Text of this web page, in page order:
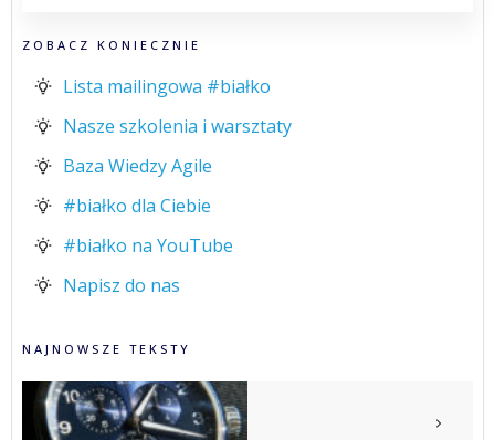
ZOBACZ KONIECZNIE
Lista mailingowa #białko
Nasze szkolenia i warsztaty
Baza Wiedzy Agile
#białko dla Ciebie
#białko na YouTube
Napisz do nas
NAJNOWSZE TEKSTY